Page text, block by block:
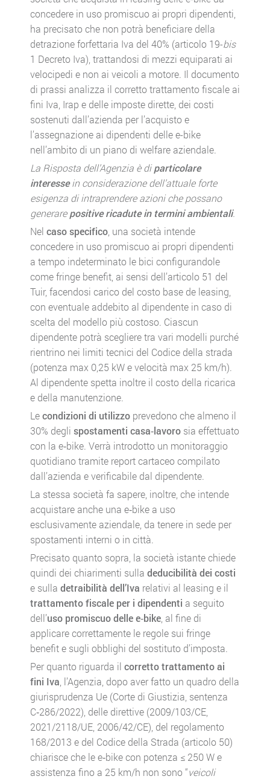
concedere in uso promiscuo ai propri dipendenti,
ha precisato che non potrà beneficiare della
detrazione forfettaria Iva del 40% (articolo 19-bis
1 Decreto Iva), trattandosi di mezzi equiparati ai
velocipedi e non ai veicoli a motore. Il documento
di prassi analizza il corretto trattamento fiscale ai
fini Iva, Irap e delle imposte dirette, dei costi
sostenuti dall’azienda per l’acquisto e
l’assegnazione ai dipendenti delle e-bike
nell’ambito di un piano di welfare aziendale.
La Risposta dell’Agenzia è di particolare
interesse in considerazione dell’attuale forte
esigenza di intraprendere azioni che possano
generare positive ricadute in termini ambientali.
Nel caso specifico , una società intende
concedere in uso promiscuo ai propri dipendenti
a tempo indeterminato le bici configurandole
come fringe benefit, ai sensi dell’articolo 51 del
Tuir, facendosi carico del costo base de leasing,
con eventuale addebito al dipendente in caso di
scelta del modello più costoso. Ciascun
dipendente potrà scegliere tra vari modelli purché
rientrino nei limiti tecnici del Codice della strada
(potenza max 0,25 kW e velocità max 25 km/h).
Al dipendente spetta inoltre il costo della ricarica
e della manutenzione.
Lecondizioni di utilizzo prevedono che almeno il
30% degli spostamenti casa‑lavoro sia effettuato
con la e‑bike. Verrà introdotto un monitoraggio
quotidiano tramite report cartaceo compilato
dall’azienda e verificabile dal dipendente.
La stessa società fa sapere, inoltre, che intende
acquistare anche una e‑bike a uso
esclusivamente aziendale, da tenere in sede per
spostamenti interni o in città.
Precisato quanto sopra, la società istante chiede
quindi dei chiarimenti sulla deducibilità dei costi
e sulla detraibilità dell’Iva relativi al leasing e il
trattamento fiscale per i dipendenti a seguito
dell’uso promiscuo delle e‑bike , al fine di
applicare correttamente le regole sui fringe
benefit e sugli obblighi del sostituto d’imposta.
Per quanto riguarda il corretto trattamento ai
fini Iva , l’Agenzia, dopo aver fatto un quadro della
giurisprudenza Ue (Corte di Giustizia, sentenza
C‑286/2022), delle direttive (2009/103/CE,
2021/2118/UE, 2006/42/CE), del regolamento
168/2013 e del Codice della Strada (articolo 50)
chiarisce che le e‑bike con potenza ≤ 250 W e
assistenza fino a 25 km/h non sono “veicoli